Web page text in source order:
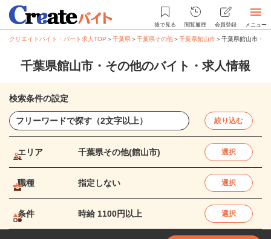
後で見る 閲覧履歴 会員登録 メニュー
クリエイトバイト・パート求人TOP ＞千葉県＞千葉県その他＞千葉県館山市＞千葉県館山市・
千葉県館山市・その他のバイト・求人情報
検索条件の設定
絞り込む
エリア 千葉県その他(館山市) 選択
職種 指定しない 選択
条件 時給 1100円以上 選択